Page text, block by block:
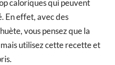
caloriques qui peuvent
En effet, avec des
vous pensez que la
utilisez cette recette et